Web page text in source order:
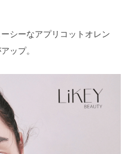
シーなアプリコットオレン
ップ。